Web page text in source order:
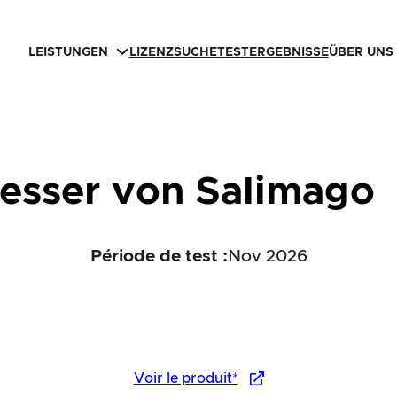
LEISTUNGEN LIZENZSUCHETESTERGEBNISSEÜBER UNS
von Salimago
Période de test : Nov 2026
Voir le produit*